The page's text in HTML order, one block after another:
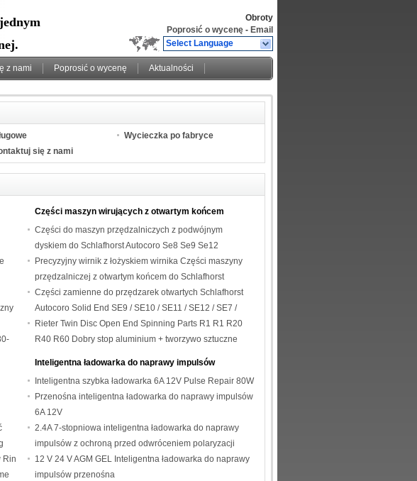
Obroty
Poprosić o wycenę - Email
Select Language
z nami Poprosić o wycenę
Aktualności
Wycieczka po fabryce
się z nami
Części maszyn wirujących z otwartym końcem
Części do maszyn przędzalniczych z podwójnym
dyskiem do Schlafhorst Autocoro Se8 Se9 Se12
Precyzyjny wirnik z łożyskiem wirnika Części maszyny
przędzalniczej z otwartym końcem do Schlafhorst
Autocoro od Se7 do Se12
Części zamienne do przędzarek otwartych Schlafhorst
Autocoro Solid End SE9 / SE10 / SE11 / SE12 / SE7 /
SE8
Rieter Twin Disc Open End Spinning Parts R1 R1 R20
R40 R60 Dobry stop aluminium + tworzywo sztuczne
Rin
Inteligentna ładowarka do naprawy impulsów
Inteligentna szybka ładowarka 6A 12V Pulse Repair 80W
Przenośna inteligentna ładowarka do naprawy impulsów
6A 12V
2.4A 7-stopniowa inteligentna ładowarka do naprawy
impulsów z ochroną przed odwróceniem polaryzacji
12 V 24 V AGM GEL Inteligentna ładowarka do naprawy
impulsów przenośna